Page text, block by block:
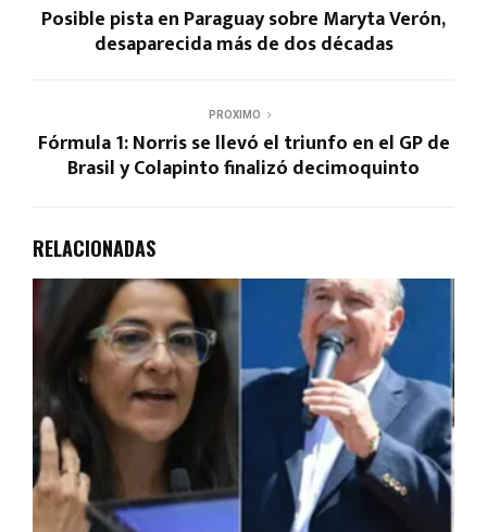
Posible pista en Paraguay sobre Maryta Verón,
desaparecida más de dos décadas
PROXIMO
Fórmula 1: Norris se llevó el triunfo en el GP de
Brasil y Colapinto finalizó decimoquinto
RELACIONADAS